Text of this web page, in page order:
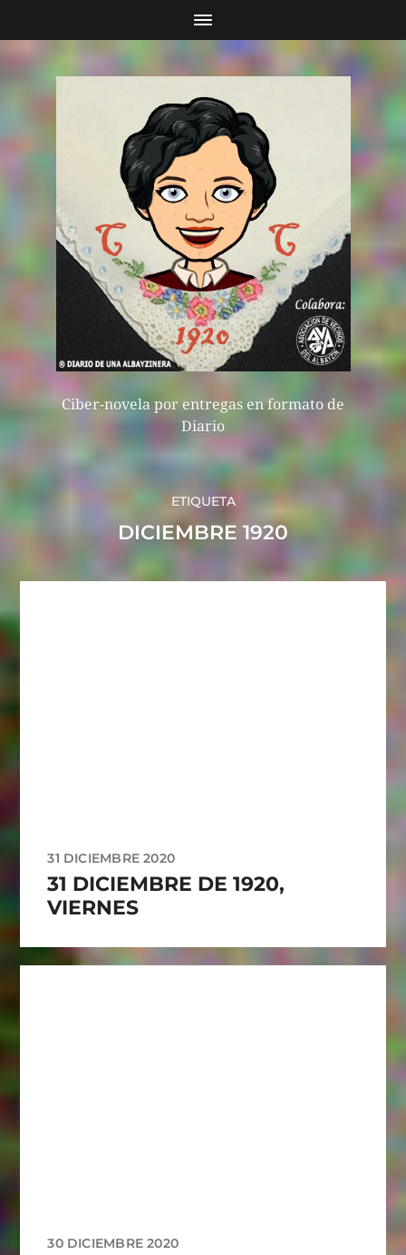
Ciber-novela por entregas en formato de
Diario
ETIQUETA
DICIEMBRE 1920
31 DICIEMBRE 2020
31 DICIEMBRE DE 1920,
VIERNES
30 DICIEMBRE 2020